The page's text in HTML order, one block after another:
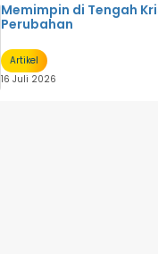
Memimpin di Tengah
Perubahan
Artikel
16 Juli 2026